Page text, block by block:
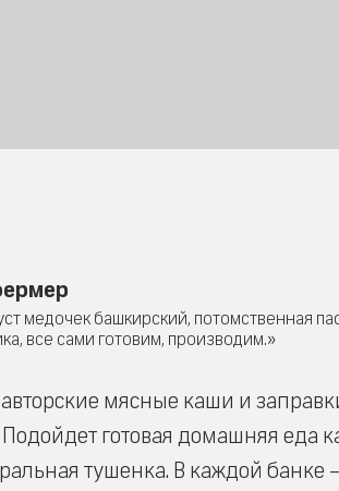
медочек башкирский, потомственная
все сами готовим, производим.»
мясные каши и
готовая домашняя еда
тушенка. В каждой банке